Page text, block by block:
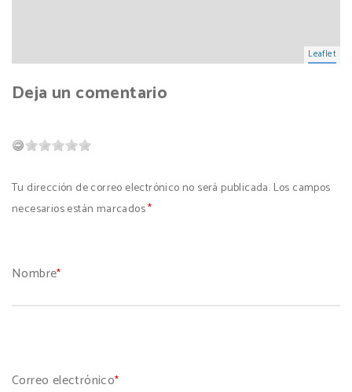
Leaflet
Deja un comentario
Tu dirección de correo electrónico no será publicada. Los campos
necesarios están marcados*
Nombre*
Correo electrónico*